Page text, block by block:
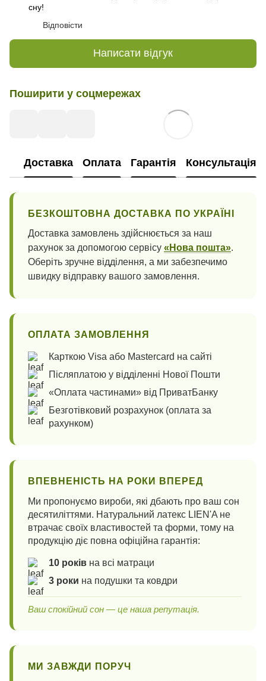
сну!
Відповісти
Написати відгук
Поширити у соцмережах
Доставка Оплата Гарантія Консультація
БЕЗКОШТОВНА ДОСТАВКА ПО УКРАЇНІ
Доставка замовлень здійснюється за наш
рахунок за допомогою сервісу «Нова пошта».
Оберіть зручне відділення, а ми забезпечимо
швидку відправку вашого замовлення.
ОПЛАТА ЗАМОВЛЕННЯ
Карткою Visa або Mastercard на сайті
Післяплатою у відділенні Нової Пошти
«Оплата частинами» від ПриватБанку
Безготівковий розрахунок (оплата за
рахунком)
ВПЕВНЕНІСТЬ НА РОКИ ВПЕРЕД
Ми пропонуємо вироби, які дбають про ваш сон
десятиліттями. Натуральний латекс LIEN'A не
втрачає своїх властивостей та форми, тому на
продукцію діє повна офіційна гарантія:
10 років на всі матраци
3 роки на подушки та ковдри
Ваш спокійний сон — це наша репутація.
МИ ЗАВЖДИ ПОРУЧ